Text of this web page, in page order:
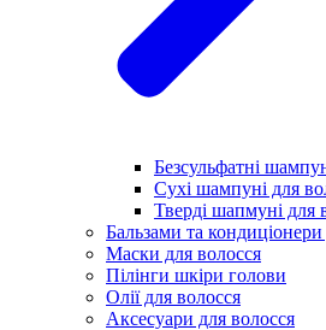
Безсульфатні
Сухі шампуні для
Тверді шапмуні для
Бальзами та
Маски для волосся
Пілінги шкіри голови
Олії для волосся
Аксесуари для волосся